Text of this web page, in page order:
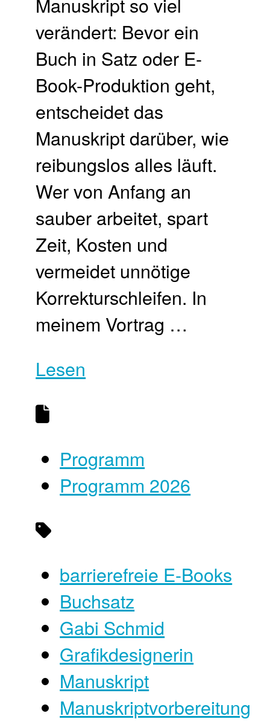
verändert: Bevor ein
Buch in Satz oder E-
Book-Produktion geht,
entscheidet das
Manuskript darüber, wie
reibungslos alles läuft.
Wer von Anfang an
sauber arbeitet, spart
Zeit, Kosten und
vermeidet unnötige
Korrekturschleifen. In
meinem Vortrag …
Lesen
Programm
Programm 2026
barrierefreie E-Books
Buchsatz
Gabi Schmid
Grafikdesignerin
Manuskript
Manuskriptvorbereitung